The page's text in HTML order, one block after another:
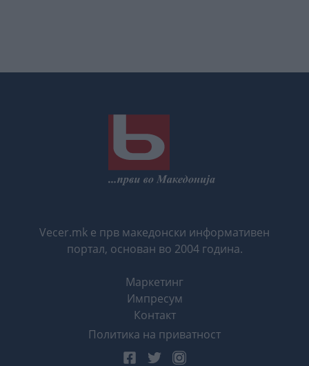
Vecer.mk е прв македонски информативен
портал, основан во 2004 година.
Маркетинг
Импресум
Контакт
Политика на приватност